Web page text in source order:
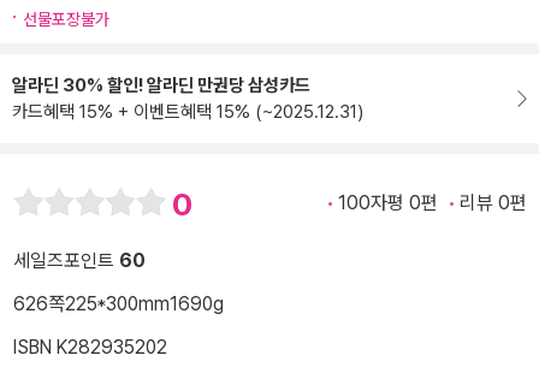
선물포장불가
알라딘 30% 할인! 알라딘 만권당 삼성카드
카드혜택 15% + 이벤트혜택 15% (~2025.12.31)
0 100자평 0편 리뷰 0편
세일즈포인트 60
626쪽225*300mm1690g
ISBN K282935202